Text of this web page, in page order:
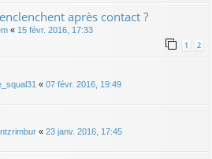
après contact ?
« 15 févr. 2016, 17:33
1 2
« 07 févr. 2016, 19:49
« 23 janv. 2016, 17:45